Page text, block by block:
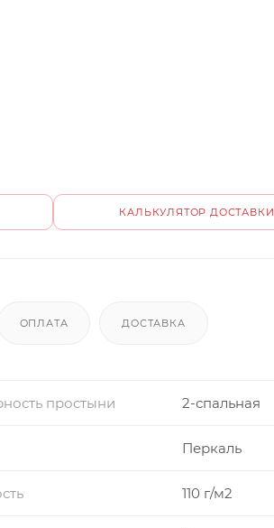
КАЛЬКУЛЯТОР ДОСТАВКИ
ОПЛАТА ДОСТАВКА
простыни 2-спальная
Перкаль
110 г/м2